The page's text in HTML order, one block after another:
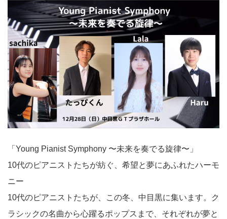
「Young Pianist Symphony 〜未来を奏でる旋律〜」
10代のピアニストたちが紡ぐ、希望と夢にあふれたハーモ
ニー
10代のピアニストたちが、この冬、中目黒に集います。ク
ラシックの名曲から心躍るポップスまで、それぞれが夢と